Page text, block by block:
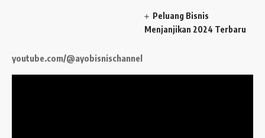
Peluang Bisnis
Menjanjikan 2024 Terbaru
youtube.com/@ayobisnischannel